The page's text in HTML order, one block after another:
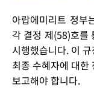
아랍에미리트 정
각 결정 제(58)호를
시행했습니다. 이
최종 수혜자에 대한
보고해야 합니다.